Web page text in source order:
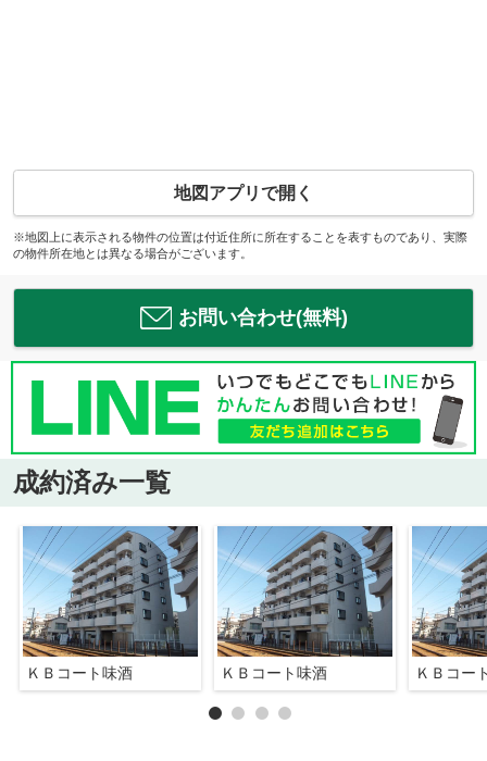
地図アプリで開く
※地図上に表示される物件の位置は付近住所に所在することを表すものであり、実際
の物件所在地とは異なる場合がございます。
お問い合わせ(無料)
成約済み一覧
ＫＢコート味酒 ＫＢコート味酒 ＫＢコー